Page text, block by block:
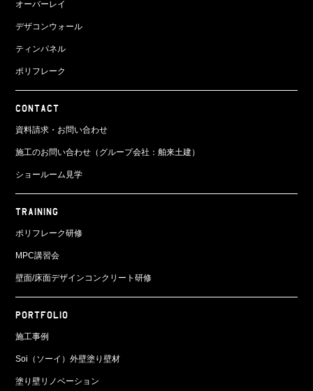
オーバーレイ
デザコンウォール
ティンパネル
ポリフレーク
CONTACT
資料請求・お問い合わせ
施工のお問い合わせ（グループ会社：舶来土建）
ショールーム見学
TRAINING
ポリフレーク研修
MPC講習会
壁面/床面デザインコンクリート研修
PORTFOLIO
施工事例
Soi（ソーイ）外壁塗り壁材
塗り壁リノベーション